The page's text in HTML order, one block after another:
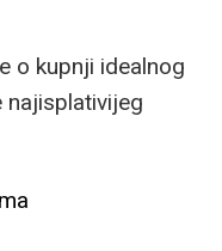
o kupnji idealnog
najisplativijeg